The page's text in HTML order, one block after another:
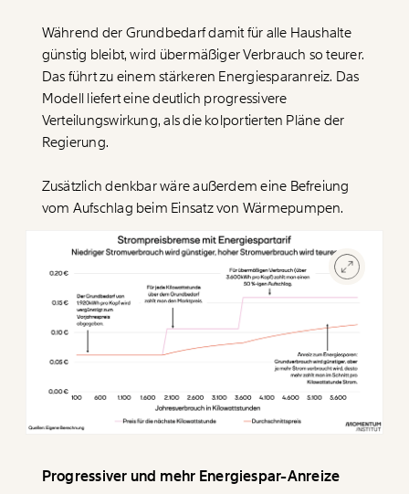
Während der Grundbedarf damit für alle Haushalte
günstig bleibt, wird übermäßiger Verbrauch so teurer.
Das führt zu einem stärkeren Energiesparanreiz. Das
Modell liefert eine deutlich progressivere
Verteilungswirkung, als die kolportierten Pläne der
Regierung.
Zusätzlich denkbar wäre außerdem eine Befreiung
vom Aufschlag beim Einsatz von Wärmepumpen.
Progressiver und mehr Energiespar-Anreize